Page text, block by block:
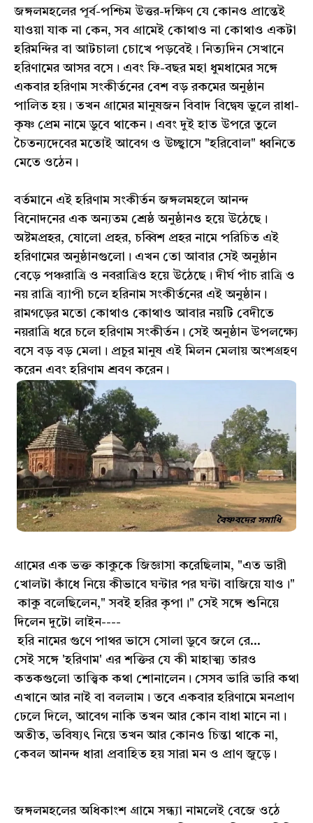
জঙ্গলমহলের পূর্ব-পশ্চিম উত্তর-দক্ষিণ যে কোনও প্রান্তেই
যাওয়া যাক না কেন, সব গ্রামেই কোথাও না কোথাও একটা
হরিমন্দির বা আটচালা চোখে পড়বেই। নিত্যদিন সেখানে
হরিণামের আসর বসে। এবং ফি-বছর মহা ধুমধামের সঙ্গে
একবার হরিণাম সংকীর্তনের বেশ বড় রকমের অনুষ্ঠান
পালিত হয়। তখন গ্রামের মানুষজন বিবাদ বিদ্বেষ ভুলে রাধা-
কৃষ্ণ প্রেম নামে ডুবে থাকেন। এবং দুই হাত উপরে তুলে
চৈতন্যদেবের মতোই আবেগ ও উচ্ছ্বাসে "হরিবোল" ধ্বনিতে
মেতে ওঠেন।
বর্তমানে এই হরিণাম সংকীর্তন জঙ্গলমহলে আনন্দ
বিনোদনের এক অন্যতম শ্রেষ্ঠ অনুষ্ঠানও হয়ে উঠেছে।
অষ্টমপ্রহর, ষোলো প্রহর, চব্বিশ প্রহর নামে পরিচিত এই
হরিণামের অনুষ্ঠানগুলো। এখন তো আবার সেই অনুষ্ঠান
বেড়ে পঞ্চরাত্রি ও নবরাত্রিও হয়ে উঠেছে। দীর্ঘ পাঁচ রাত্রি ও
নয় রাত্রি ব্যাপী চলে হরিনাম সংকীর্তনের এই অনুষ্ঠান।
রামগড়ের মতো কোথাও কোথাও আবার নয়টি বেদীতে
নয়রাত্রি ধরে চলে হরিণাম সংকীর্তন। সেই অনুষ্ঠান উপলক্ষ্যে
বসে বড় বড় মেলা। প্রচুর মানুষ এই মিলন মেলায় অংশগ্রহণ
করেন এবং হরিণাম শ্রবণ করেন।
গ্রামের এক ভক্ত কাকুকে জিজ্ঞাসা করেছিলাম, "এত ভারী
খোলটা কাঁধে নিয়ে কীভাবে ঘন্টার পর ঘন্টা বাজিয়ে যাও।"
কাকু বলেছিলেন," সবই হরির কৃপা।" সেই সঙ্গে শুনিয়ে
দিলেন দুটো লাইন----
হরি নামের গুণে পাথর ভাসে সোলা ডুবে জলে রে...
সেই সঙ্গে 'হরিণাম' এর শক্তির যে কী মাহাত্ম্য তারও
কতকগুলো তাত্ত্বিক কথা শোনালেন। সেসব ভারি ভারি কথা
এখানে আর নাই বা বললাম। তবে একবার হরিণামে মনপ্রাণ
ঢেলে দিলে, আবেগ নাকি তখন আর কোন বাধা মানে না।
অতীত, ভবিষ্যৎ নিয়ে তখন আর কোনও চিন্তা থাকে না,
কেবল আনন্দ ধারা প্রবাহিত হয় সারা মন ও প্রাণ জুড়ে।
জঙ্গলমহলের অধিকাংশ গ্রামে সন্ধ্যা নামলেই বেজে ওঠে